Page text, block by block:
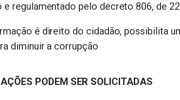
e regulamentado pelo decreto 806, de
é direito do cidadão, possibilita
diminuir a corrupção
PODEM SER SOLICITADAS